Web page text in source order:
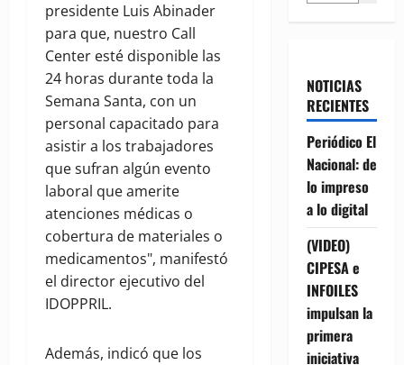
presidente Luis Abinader
para que, nuestro Call
Center esté disponible las
24 horas durante toda la
Semana Santa, con un
personal capacitado para
asistir a los trabajadores
que sufran algún evento
laboral que amerite
atenciones médicas o
cobertura de materiales o
medicamentos", manifestó
el director ejecutivo del
IDOPPRIL.
Además, indicó que los
NOTICIAS
RECIENTES
Periódico El
Nacional: de
lo impreso
a lo digital
(VIDEO)
CIPESA e
INFOILES
impulsan la
primera
iniciativa